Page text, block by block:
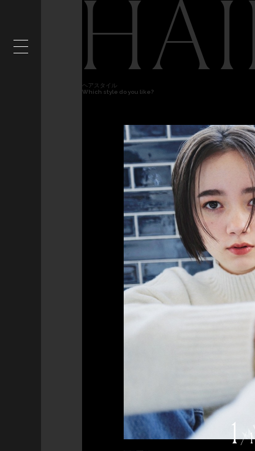
ヘアスタイル
Which style do you like?
1/1